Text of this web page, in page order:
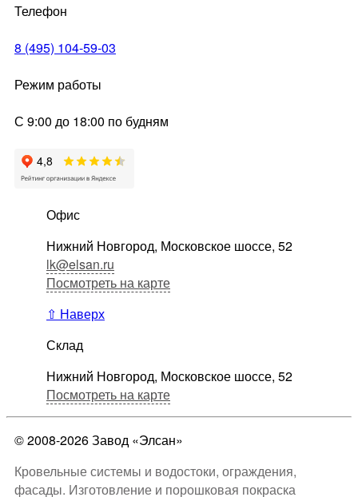
Телефон
8 (495) 104-59-03
Режим работы
С 9:00 до 18:00 по будням
Офис
Нижний Новгород, Московское шоссе, 52
lk@elsan.ru
Посмотреть на карте
⇧ Наверх
Склад
Нижний Новгород, Московское шоссе, 52
Посмотреть на карте
© 2008-2026 Завод «Элсан»
Кровельные системы и водостоки, ограждения,
фасады. Изготовление и порошковая покраска